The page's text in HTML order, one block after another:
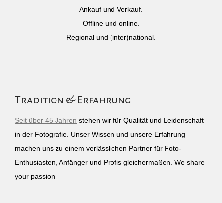
Ankauf und Verkauf.
Offline und online.
Regional und (inter)national.
Tradition & Erfahrung
Seit über 45 Jahren stehen wir für Qualität und Leidenschaft
in der Fotografie. Unser Wissen und unsere Erfahrung
machen uns zu einem verlässlichen Partner für Foto-
Enthusiasten, Anfänger und Profis gleichermaßen. We share
your passion!